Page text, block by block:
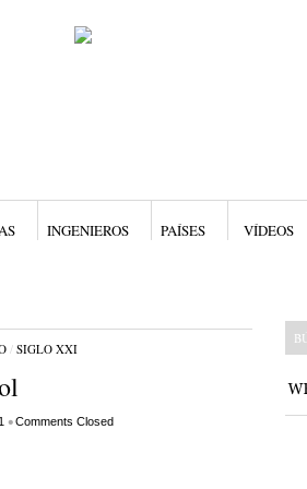
INGENIEROS PAÍSES VÍDEOS
/ SIGLO XXI
•Comments Closed